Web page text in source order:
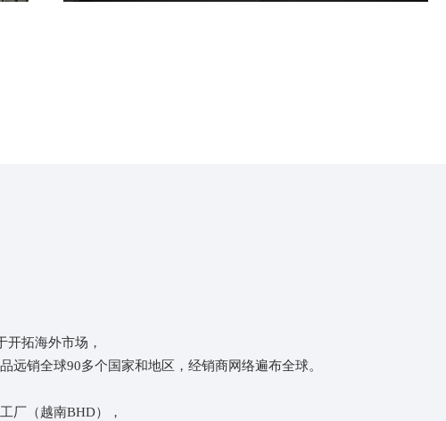
拓海外市场，
销全球90多个国家和地区，经销商网络遍布全球。
厂（越南BHD），